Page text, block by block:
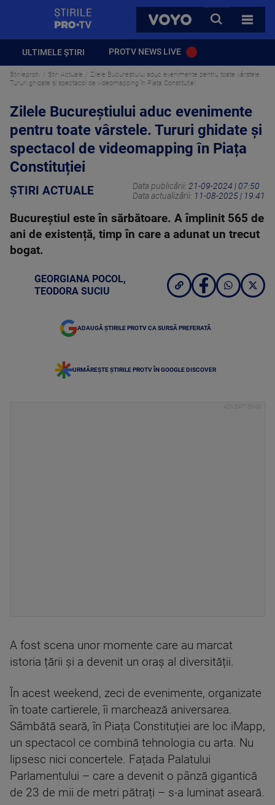
VOYO
CAUTA
TOATE
ULTIMELE ȘTIRI PROTV NEWS LIVE
Stirileprotv Știri Actuale
Zilele Bucureștiului aduc evenimente pentru toate vârstele.
Tururi ghidate și spectacol de videomapping în Piața Constituției
Zilele Bucureștiului aduc evenimente
pentru toate vârstele. Tururi ghidate și
spectacol de videomapping în Piața
Constituției
ȘTIRI ACTUALE Data publicării: 21-09-2024 | 07:50
Data actualizării: 11-08-2025 | 19:41
Bucureștiul este în sărbătoare. A împlinit 565 de
ani de existență, timp în care a adunat un trecut
bogat.
GEORGIANA POCOL,
TEODORA SUCIU
ADAUGĂ ȘTIRILE PROTV CA SURSĂ PREFERATĂ
URMĂREȘTE ȘTIRILE PROTV ÎN GOOGLE DISCOVER
A fost scena unor momente care au marcat
istoria țării și a devenit un oraș al diversității.
În acest weekend, zeci de evenimente, organizate
în toate cartierele, îi marchează aniversarea.
Sâmbătă seară, în Piața Constituției are loc iMapp,
un spectacol ce combină tehnologia cu arta. Nu
lipsesc nici concertele. Fațada Palatului
Parlamentului – care a devenit o pânză gigantică
de 23 de mii de metri pătrați – s-a luminat aseară.